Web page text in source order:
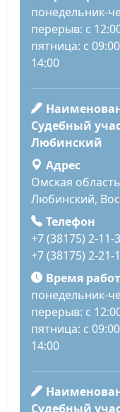
понедельник-
перерыв: с
пятница: с
14:00
Судебный
Любинский
Адрес
Омская
Любинский,
Телефон
+7 (38175) 2-11-
+7 (38175) 2-21-
Время
понедельник-
перерыв: с
пятница: с
14:00
Судебный